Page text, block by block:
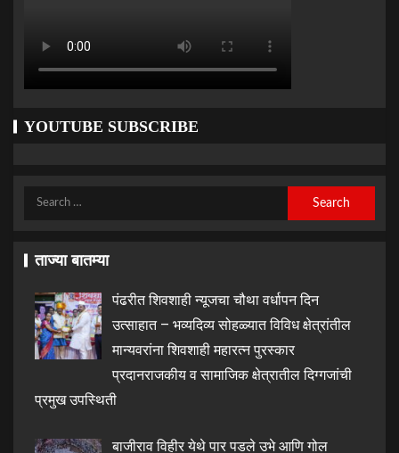
YOUTUBE SUBSCRIBE
ताज्या बातम्या
पंढरीत शिवशाही न्यूजचा चौथा वर्धापन दिन
उत्साहात – भव्यदिव्य सोहळ्यात विविध क्षेत्रांतील
मान्यवरांना शिवशाही महारत्न पुरस्कार
प्रदानराजकीय व सामाजिक क्षेत्रातील दिग्गजांची
प्रमुख उपस्थिती
बाजीराव विहीर येथे पार पडले उभे आणि गोल